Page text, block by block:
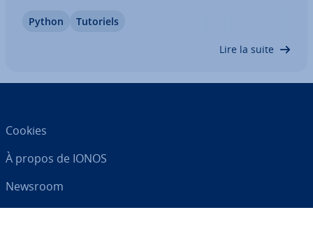
de modifier, de supprimer et d’ajouter des
Python Tutoriels
Lire la suite
Cookies
À propos de IONOS
Newsroom